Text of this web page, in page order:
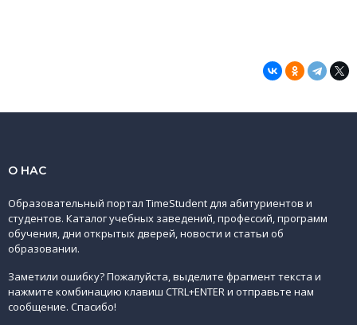
О НАС
Образовательный портал TimeStudent для абитуриентов и
студентов. Каталог учебных заведений, профессий, программ
обучения, дни открытых дверей, новости и статьи об
образовании.
Заметили ошибку? Пожалуйста, выделите фрагмент текста и
нажмите комбинацию клавиш CTRL+ENTER и отправьте нам
сообщение. Спасибо!